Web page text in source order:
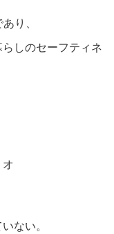
り、
しのセーフティネ
ない。